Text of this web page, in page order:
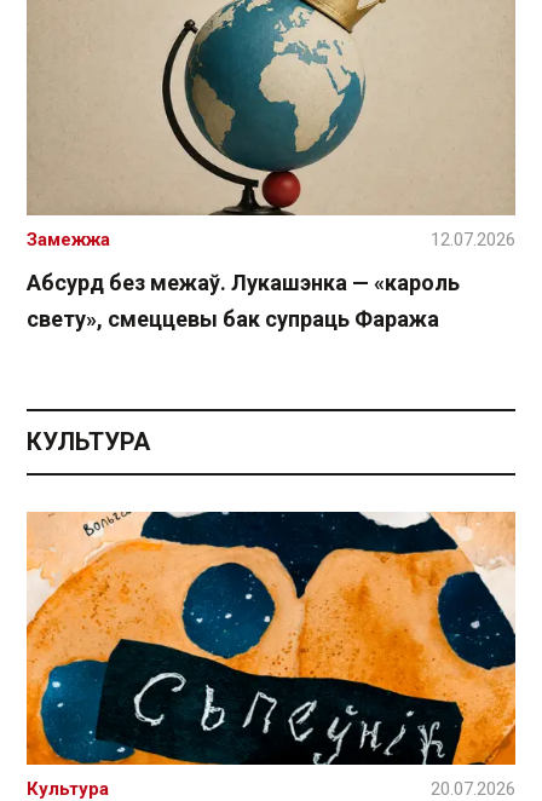
Абсурд без межаў. Лукашэнка — «кароль
свету», смеццевы бак супраць Фаража
Замежжа 12.07.2026
КУЛЬТУРА
Культура 20.07.2026